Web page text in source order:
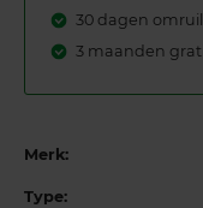
30 dagen
3 maanden
Merk:
Type: